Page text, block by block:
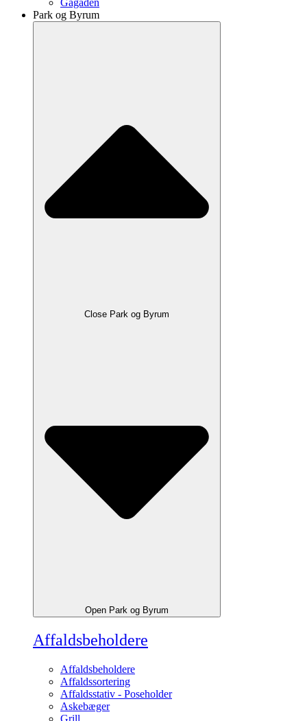
Gågaden
Park og Byrum
Close Park og Byrum
Open Park og Byrum
Affaldsbeholdere
Affaldsbeholdere
Affaldssortering
Affaldsstativ - Poseholder
Askebæger
Grill